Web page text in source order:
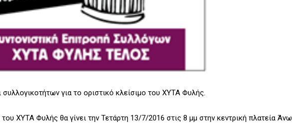
για το οριστικό κλείσιμο του ΧΥΤΑ Φυλής.
ΧΥΤΑ Φυλής θα γίνει την Τετάρτη 13/7/2016 στις 8 μμ στην κεντρική πλατεία Άνω